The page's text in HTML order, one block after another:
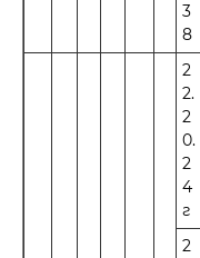
3
8
2
2.
2
0.
2
4
г
2